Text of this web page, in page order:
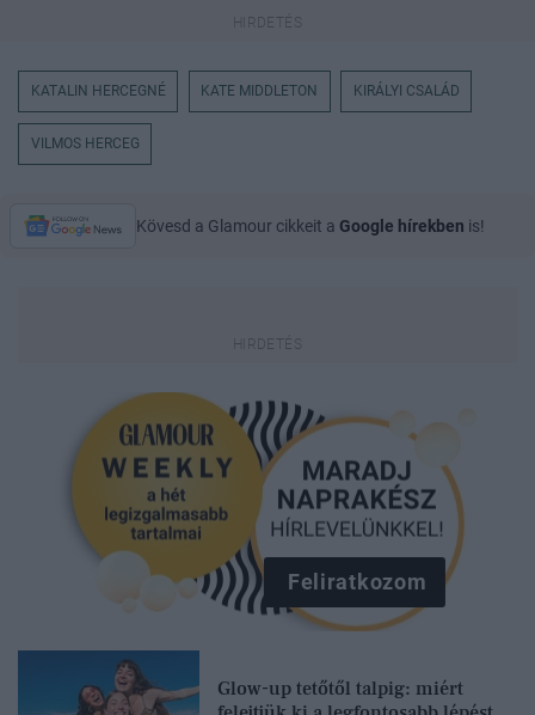
KATALIN HERCEGNÉ KATE MIDDLETON KIRÁLYI CSALÁD
VILMOS HERCEG
Kövesd a Glamour cikkeit a Google hírekben is!
Feliratkozom
Glow-up tetőtől talpig: miért